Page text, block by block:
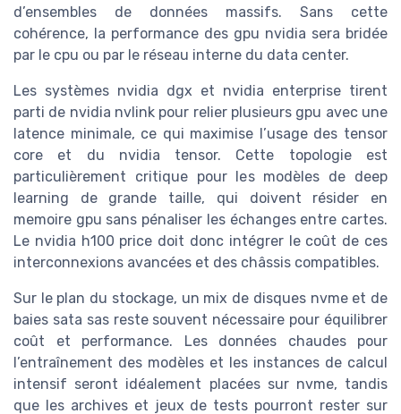
d’ensembles de données massifs. Sans cette
cohérence, la performance des gpu nvidia sera bridée
par le cpu ou par le réseau interne du data center.
Les systèmes nvidia dgx et nvidia enterprise tirent
parti de nvidia nvlink pour relier plusieurs gpu avec une
latence minimale, ce qui maximise l’usage des tensor
core et du nvidia tensor. Cette topologie est
particulièrement critique pour les modèles de deep
learning de grande taille, qui doivent résider en
memoire gpu sans pénaliser les échanges entre cartes.
Le nvidia h100 price doit donc intégrer le coût de ces
interconnexions avancées et des châssis compatibles.
Sur le plan du stockage, un mix de disques nvme et de
baies sata sas reste souvent nécessaire pour équilibrer
coût et performance. Les données chaudes pour
l’entraînement des modèles et les instances de calcul
intensif seront idéalement placées sur nvme, tandis
que les archives et jeux de tests pourront rester sur